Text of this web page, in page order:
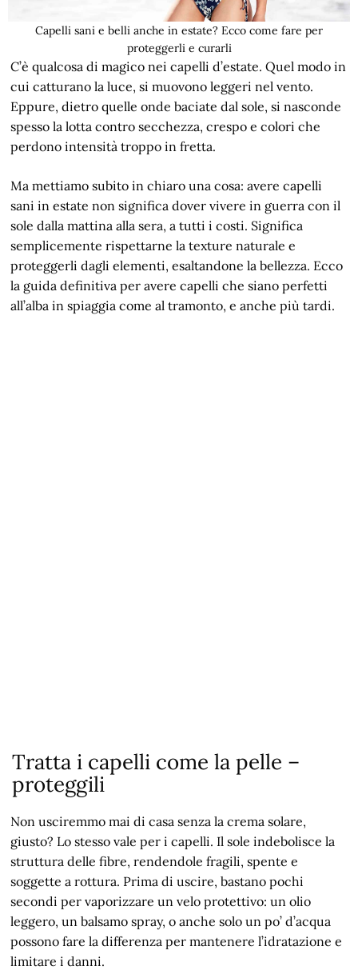
Capelli sani e belli anche in estate? Ecco come fare per
proteggerli e curarli
C’è qualcosa di magico nei capelli d’estate. Quel modo in
cui catturano la luce, si muovono leggeri nel vento.
Eppure, dietro quelle onde baciate dal sole, si nasconde
spesso la lotta contro secchezza, crespo e colori che
perdono intensità troppo in fretta.
Ma mettiamo subito in chiaro una cosa: avere capelli
sani in estate non significa dover vivere in guerra con il
sole dalla mattina alla sera, a tutti i costi. Significa
semplicemente rispettarne la texture naturale e
proteggerli dagli elementi, esaltandone la bellezza. Ecco
la guida definitiva per avere capelli che siano perfetti
all’alba in spiaggia come al tramonto, e anche più tardi.
Tratta i capelli come la pelle –
proteggili
Non usciremmo mai di casa senza la crema solare,
giusto? Lo stesso vale per i capelli. Il sole indebolisce la
struttura delle fibre, rendendole fragili, spente e
soggette a rottura. Prima di uscire, bastano pochi
secondi per vaporizzare un velo protettivo: un olio
leggero, un balsamo spray, o anche solo un po’ d’acqua
possono fare la differenza per mantenere l’idratazione e
limitare i danni.